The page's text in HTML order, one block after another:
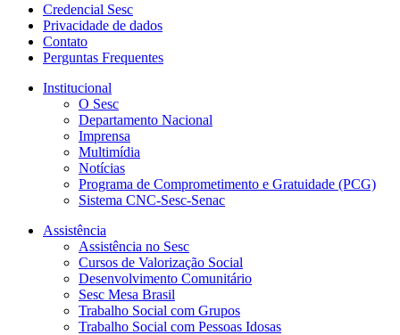
Credencial Sesc
Privacidade de dados
Contato
Perguntas Frequentes
Institucional
O Sesc
Departamento Nacional
Imprensa
Multimídia
Notícias
Programa de Comprometimento e Gratuidade (PCG)
Sistema CNC-Sesc-Senac
Assistência
Assistência no Sesc
Cursos de Valorização Social
Desenvolvimento Comunitário
Sesc Mesa Brasil
Trabalho Social com Grupos
Trabalho Social com Pessoas Idosas